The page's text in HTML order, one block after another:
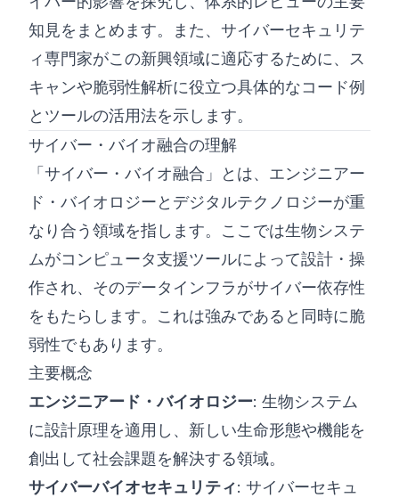
知見をまとめます。また、サイバーセキュリテ
ィ専門家がこの新興領域に適応するために、ス
キャンや脆弱性解析に役立つ具体的なコード例
とツールの活用法を示します。
サイバー・バイオ融合の理解
「サイバー・バイオ融合」とは、エンジニアー
ド・バイオロジーとデジタルテクノロジーが重
なり合う領域を指します。ここでは生物システ
ムがコンピュータ支援ツールによって設計・操
作され、そのデータインフラがサイバー依存性
をもたらします。これは強みであると同時に脆
弱性でもあります。
主要概念
エンジニアード・バイオロジー: 生物システム
に設計原理を適用し、新しい生命形態や機能を
創出して社会課題を解決する領域。
サイバーバイオセキュリティ: サイバーセキュ